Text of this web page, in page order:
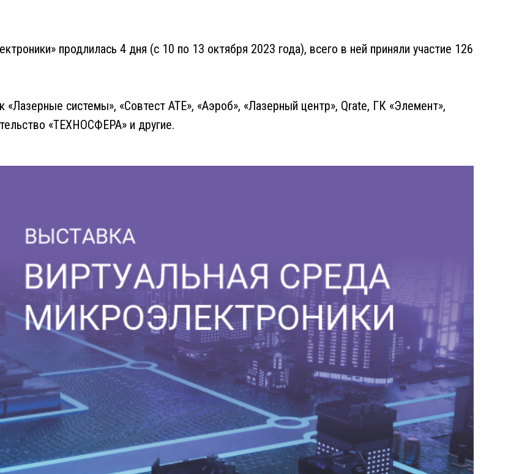
продлилась 4 дня (с 10 по 13 октября 2023 года), всего в ней приняли участие 126
«Лазерные системы», «Совтест АТЕ», «Аэроб», «Лазерный центр», Qrate, ГК «Элемент»,
«ТЕХНОСФЕРА» и другие.